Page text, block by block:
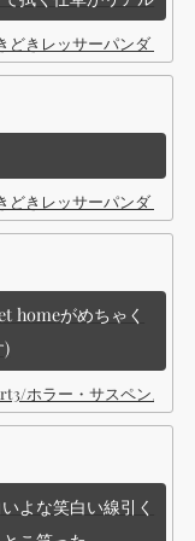
どきレッサーパンダ ｜
どきレッサーパンダ ｜
homeがめちゃく
)
ホラー・サスペンス
よな笑白い線引く